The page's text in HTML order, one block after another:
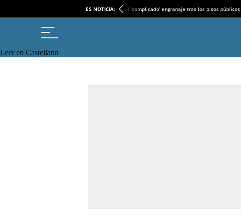
ES NOTICIA: El ‘complicado’ engranaje tras los pisos públicos
Leer en Castellano